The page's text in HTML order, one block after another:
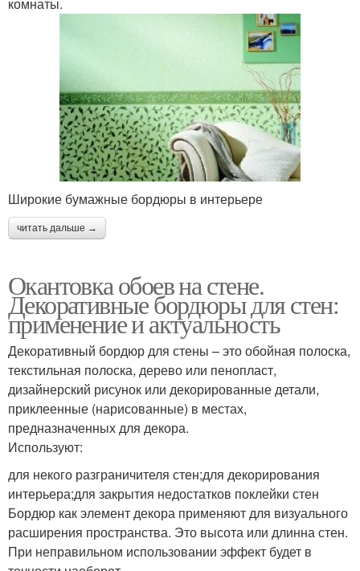
Широкие бумажные бордюры в интерьере
читать дальше →
Окантовка обоев на стене.
Декоративные бордюры для стен:
применение и актуальность
Декоративный бордюр для стены – это обойная полоска,
текстильная полоска, дерево или пенопласт,
дизайнерский рисунок или декорированные детали,
приклеенные (нарисованные) в местах,
предназначенных для декора.
Используют:
для некого разграничителя стен;для декорирования
интерьера;для закрытия недостатков поклейки стен
Бордюр как элемент декора применяют для визуального
расширения пространства. Это высота или длинна стен.
При неправильном использовании эффект будет в